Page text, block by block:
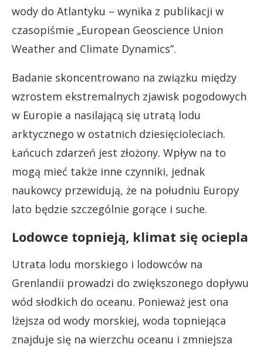
wody do Atlantyku – wynika z publikacji w
czasopiśmie „European Geoscience Union
Weather and Climate Dynamics”.
Badanie skoncentrowano na związku między
wzrostem ekstremalnych zjawisk pogodowych
w Europie a nasilającą się utratą lodu
arktycznego w ostatnich dziesięcioleciach.
Łańcuch zdarzeń jest złożony. Wpływ na to
mogą mieć także inne czynniki, jednak
naukowcy przewidują, że na południu Europy
lato będzie szczególnie gorące i suche.
Lodowce topnieją, klimat się ociepla
Utrata lodu morskiego i lodowców na
Grenlandii prowadzi do zwiększonego dopływu
wód słodkich do oceanu. Ponieważ jest ona
lżejsza od wody morskiej, woda topniejąca
znajduje się na wierzchu oceanu i zmniejsza